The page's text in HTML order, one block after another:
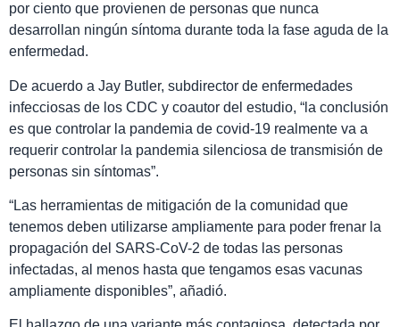
por ciento que provienen de personas que nunca
desarrollan ningún síntoma durante toda la fase aguda de la
enfermedad.
De acuerdo a Jay Butler, subdirector de enfermedades
infecciosas de los CDC y coautor del estudio, “la conclusión
es que controlar la pandemia de covid-19 realmente va a
requerir controlar la pandemia silenciosa de transmisión de
personas sin síntomas”.
“Las herramientas de mitigación de la comunidad que
tenemos deben utilizarse ampliamente para poder frenar la
propagación del SARS-CoV-2 de todas las personas
infectadas, al menos hasta que tengamos esas vacunas
ampliamente disponibles”, añadió.